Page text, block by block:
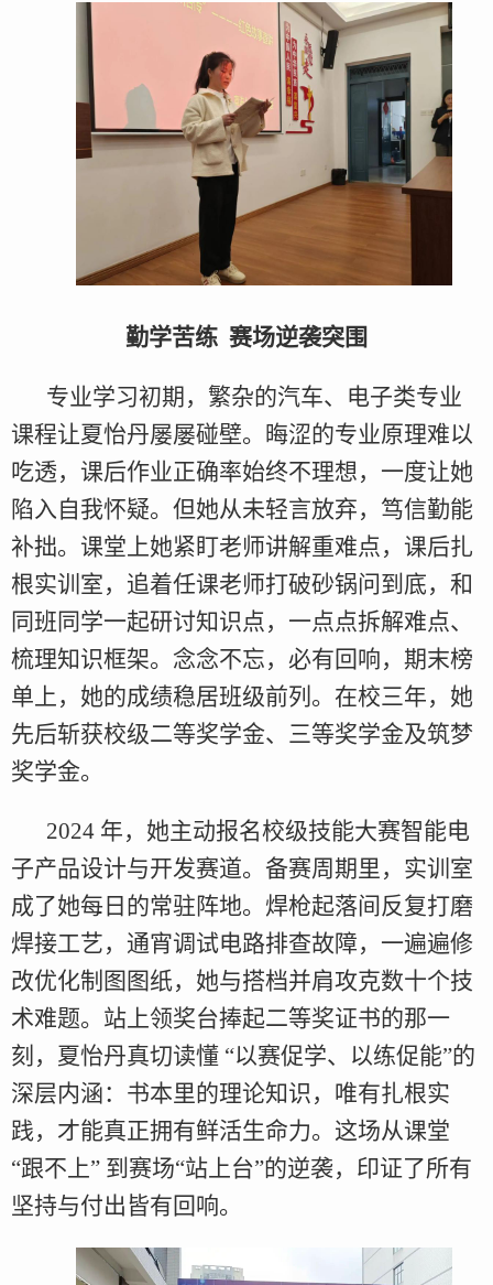
勤学苦练 赛场逆袭突围
专业学习初期，繁杂的汽车、电子类专业
课程让夏怡丹屡屡碰壁。晦涩的专业原理难以
吃透，课后作业正确率始终不理想，一度让她
陷入自我怀疑。但她从未轻言放弃，笃信勤能
补拙。课堂上她紧盯老师讲解重难点，课后扎
根实训室，追着任课老师打破砂锅问到底，和
同班同学一起研讨知识点，一点点拆解难点、
梳理知识框架。念念不忘，必有回响，期末榜
单上，她的成绩稳居班级前列。在校三年，她
先后斩获校级二等奖学金、三等奖学金及筑梦
奖学金。
2024 年，她主动报名校级技能大赛智能电
子产品设计与开发赛道。备赛周期里，实训室
成了她每日的常驻阵地。焊枪起落间反复打磨
焊接工艺，通宵调试电路排查故障，一遍遍修
改优化制图图纸，她与搭档并肩攻克数十个技
术难题。站上领奖台捧起二等奖证书的那一
刻，夏怡丹真切读懂 “以赛促学、以练促能”的
深层内涵：书本里的理论知识，唯有扎根实
践，才能真正拥有鲜活生命力。这场从课堂
“跟不上” 到赛场“站上台”的逆袭，印证了所有
坚持与付出皆有回响。